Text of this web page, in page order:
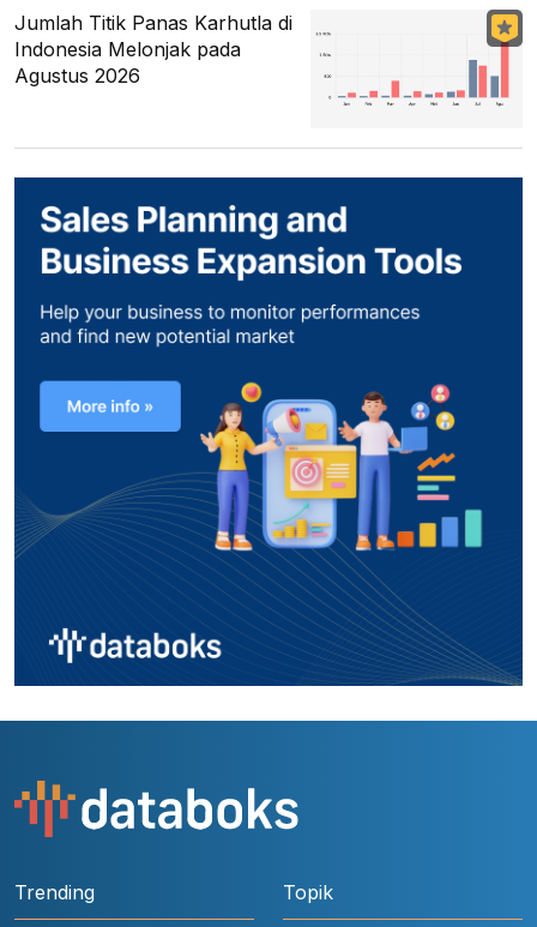
Jumlah Titik Panas Karhutla di
Indonesia Melonjak pada
Agustus 2026
Trending Topik